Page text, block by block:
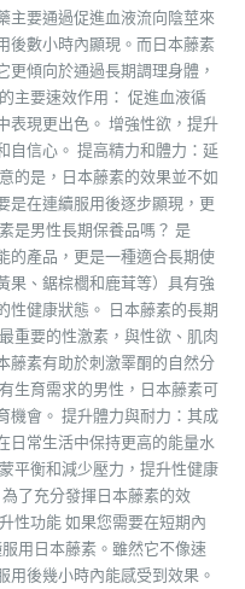
主要通過促進血液流向陰莖來
後數小時內顯現。而日本藤素
傾向於通過長期調理身體，
主要速效作用： 促進血液循
表現更出色。 增強性欲，提升
自信心。 提高精力和體力：延
的是，日本藤素的效果並不如
是在連續服用後逐步顯現，更
是男性長期保養品嗎？ 是
的產品，更是一種適合長期使
果、鋸棕櫚和鹿茸等）具有強
性健康狀態。 日本藤素的長期
重要的性激素，與性欲、肌肉
藤素有助於刺激睪酮的自然分
生育需求的男性，日本藤素可
機會。 提升體力與耐力：其成
日常生活中保持更高的能量水
平衡和減少壓力，提升性健康
了充分發揮日本藤素的效
性功能 如果您需要在短期內
用日本藤素。雖然它不像速
後幾小時內能感受到效果。